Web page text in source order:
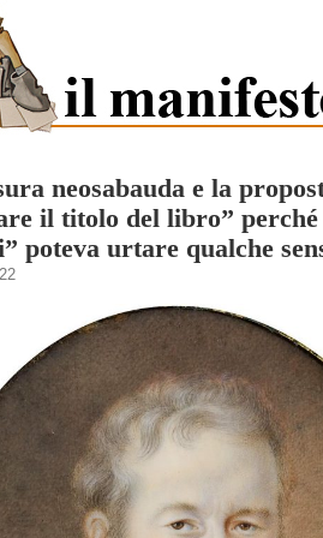
neosabauda e la
il titolo del libro”
poteva urtare qualche